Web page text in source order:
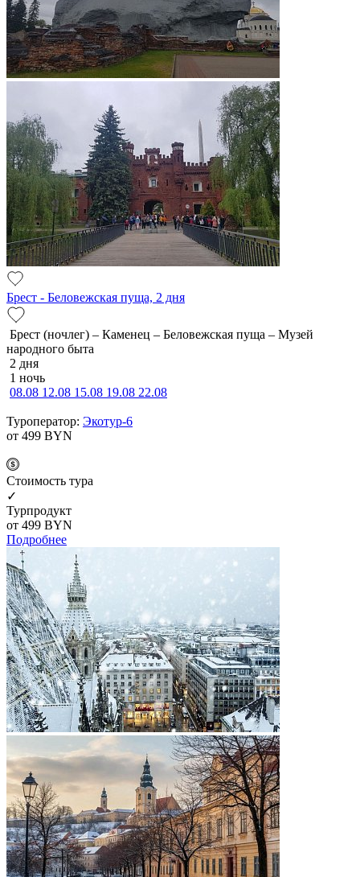
Брест - Беловежская пуща, 2 дня
Брест (ночлег) – Каменец – Беловежская пуща – Музей
народного быта
2 дня
1 ночь
08.08 12.08 15.08 19.08 22.08
Туроператор: Экотур-6
от 499 BYN
Cтоимость тура
✓
Турпродукт
от 499 BYN
Подробнее